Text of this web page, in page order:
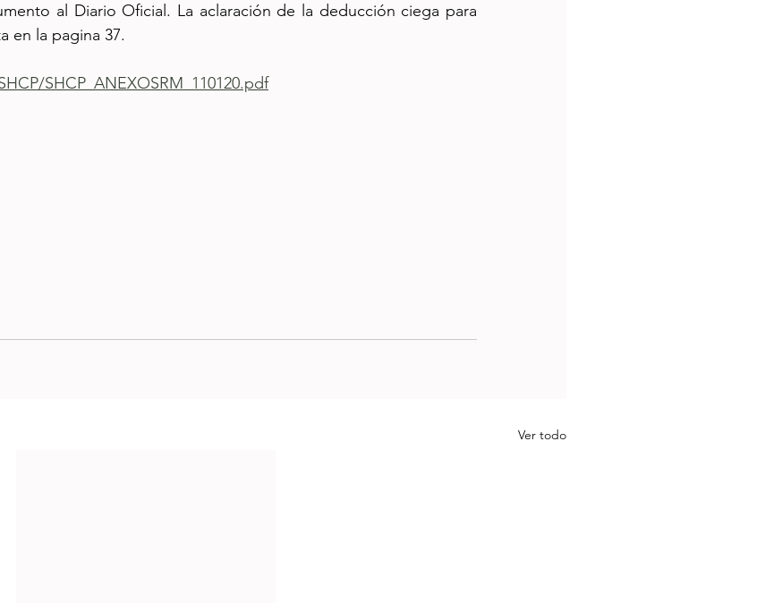
al Diario Oficial. La aclaración de la deducción ciega para
en la pagina 37.
SHCP_ANEXOSRM_110120.pdf
Ver todo